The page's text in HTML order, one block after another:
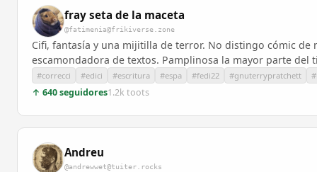
fray seta de la maceta
@fatimenia@frikiverse.zone
Cifi, fantasía y una mijitilla de terror. No distingo cómic de
escamondadora de textos. Pamplinosa la mayor parte
#correcci #edici #escritura #espa #fedi22 #gnuterrypratchett
↑ 640 seguidores1.2k toots
Andreu
@andrewwet@tuiter.rocks